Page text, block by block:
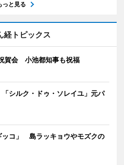
っと見る
経トピックス
賀会 小池都知事も祝福
シルク・ドゥ・ソレイユ」元パ
ッコ」 島ラッキョウやモズクの